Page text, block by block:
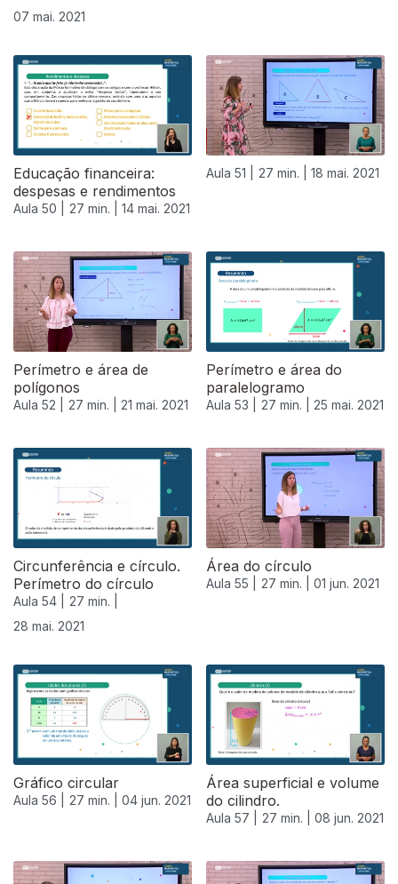
07 mai. 2021
Educação financeira:
despesas e rendimentos
Aula 50 | 27 min. | 14 mai. 2021
Aula 51 | 27 min. | 18 mai. 2021
Perímetro e área de
polígonos
Aula 52 | 27 min. | 21 mai. 2021
Perímetro e área do
paralelogramo
Aula 53 | 27 min. | 25 mai. 2021
Circunferência e círculo.
Perímetro do círculo
Aula 54 |
27 min. |
28 mai. 2021
Área do círculo
Aula 55 | 27 min. | 01 jun. 2021
Gráfico circular
Aula 56 | 27 min. | 04 jun. 2021
Área superficial e volume
do cilindro.
Aula 57 | 27 min. | 08 jun. 2021
551145